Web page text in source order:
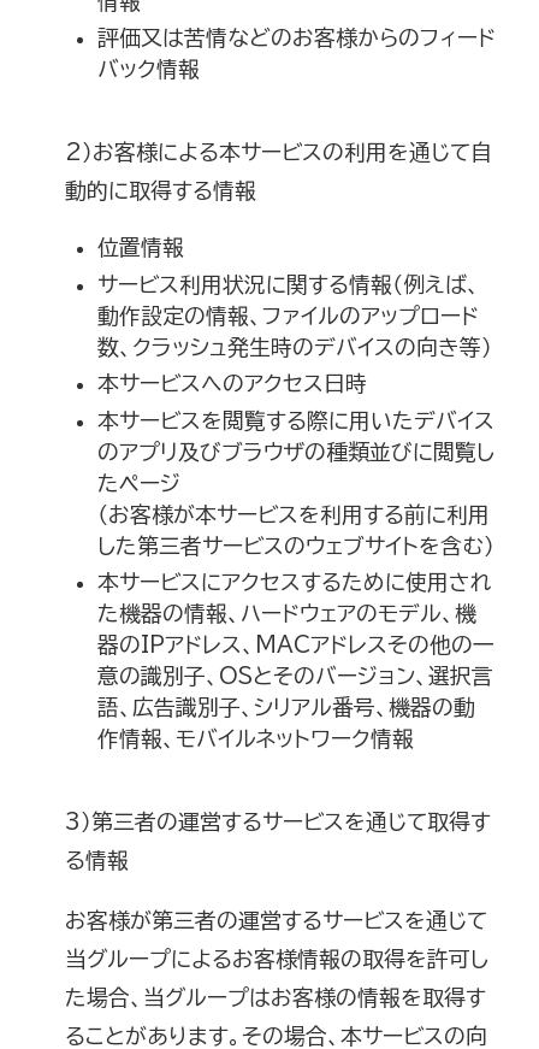
評価又は苦情などのお客様からのフィード
バック情報
2）お客様による本サービスの利用を通じて自
動的に取得する情報
位置情報
サービス利用状況に関する情報（例えば、
動作設定の情報、ファイルのアップロード
数、クラッシュ発生時のデバイスの向き等）
本サービスへのアクセス日時
本サービスを閲覧する際に用いたデバイス
のアプリ及びブラウザの種類並びに閲覧し
たページ
（お客様が本サービスを利用する前に利用
した第三者サービスのウェブサイトを含む）
本サービスにアクセスするために使用され
た機器の情報、ハードウェアのモデル、機
器のIPアドレス、MACアドレスその他の一
意の識別子、OSとそのバージョン、選択言
語、広告識別子、シリアル番号、機器の動
作情報、モバイルネットワーク情報
3）第三者の運営するサービスを通じて取得す
る情報
お客様が第三者の運営するサービスを通じて
当グループによるお客様情報の取得を許可し
た場合、当グループはお客様の情報を取得す
ることがあります。その場合、本サービスの向